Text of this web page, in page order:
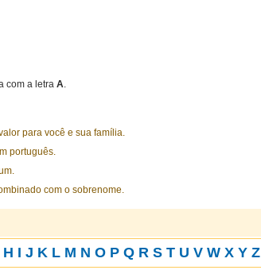
com a letra A.
para você e sua família.
português.
com o sobrenome.
H I J K L M N O P Q R S T U V W X Y Z